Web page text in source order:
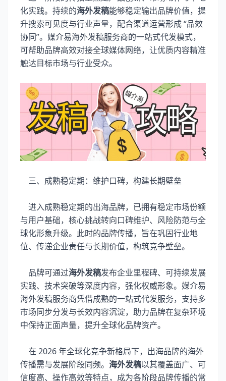
化实践。持续的海外发稿能够稳定输出品牌价值，提
升搜索可见度与行业声量，配合渠道运营形成 “品效
协同”。媒介易海外发稿服务商的一站式代发模式，
可帮助品牌高效对接全球媒体网络，让优质内容精准
触达目标市场与行业受众。
三、成熟稳定期：维护口碑，构建长期壁垒
进入成熟稳定期的出海品牌，已拥有稳定市场份额
与用户基础，核心挑战转向口碑维护、风险防范与全
球化形象升级。此时的品牌传播，旨在巩固行业地
位、传递企业责任与长期价值，构筑竞争壁垒。
品牌可通过海外发稿发布企业里程碑、可持续发展
实践、技术突破等深度内容，强化权威形象。媒介易
海外发稿服务商凭借成熟的一站式代发服务，支持多
市场同步分发与长效内容沉淀，助力品牌在复杂环境
中保持正面声量，提升全球化品牌资产。
在 2026 年全球化竞争新格局下，出海品牌的海外
传播需与发展阶段同频。 海外发稿以其覆盖面广、可
信度高、操作高效等特点，成为各阶段品牌传播的常